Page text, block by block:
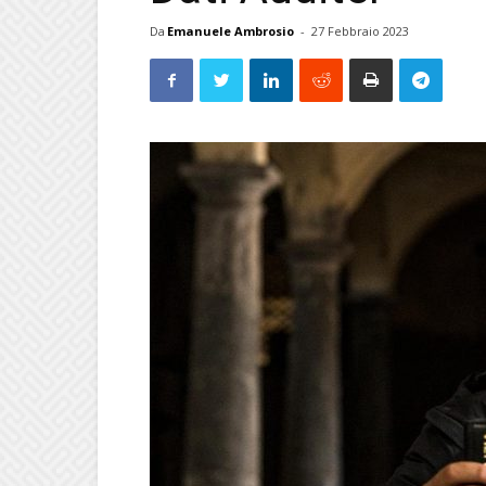
Da Emanuele Ambrosio - 27 Febbraio 2023